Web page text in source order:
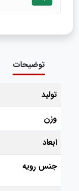
توضیحات
تولید
وزن
ابعاد
جنس رویه